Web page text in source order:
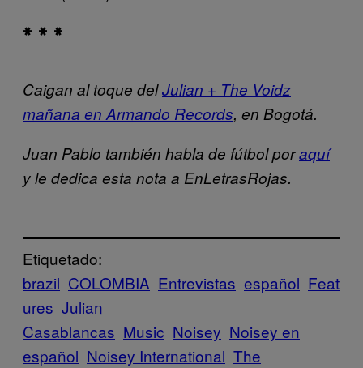
* * *
Caigan al toque delJulian + The Voidz
mañana en Armando Records, en Bogotá.
Juan Pablo también habla de fútbol poraquí
y le dedica esta nota a EnLetrasRojas.
Etiquetado:
brazil COLOMBIA Entrevistas español Feat
ures Julian
Casablancas Music Noisey Noisey en
español Noisey International The